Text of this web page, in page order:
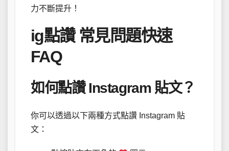
力不斷提升！
ig點讚 常見問題快速
FAQ
如何點讚 Instagram 貼文？
你可以透過以下兩種方式點讚 Instagram 貼
文：